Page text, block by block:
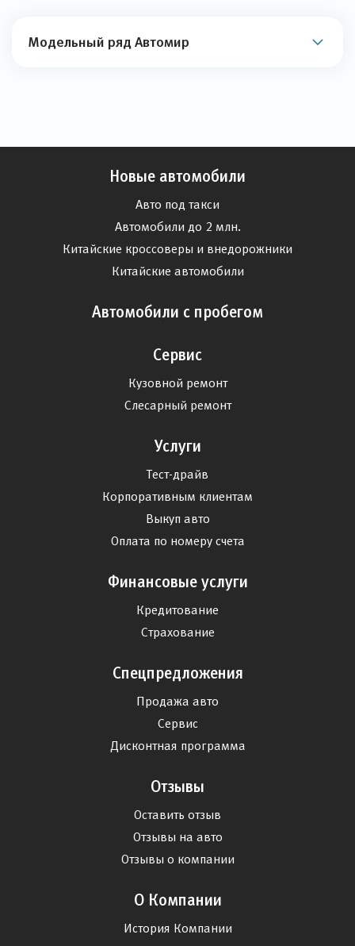
Модельный ряд Автомир
Новые автомобили
Авто под такси
Автомобили до 2 млн.
Китайские кроссоверы и внедорожники
Китайские автомобили
Автомобили с пробегом
Сервис
Кузовной ремонт
Слесарный ремонт
Услуги
Тест-драйв
Корпоративным клиентам
Выкуп авто
Оплата по номеру счета
Финансовые услуги
Кредитование
Страхование
Спецпредложения
Продажа авто
Сервис
Дисконтная программа
Отзывы
Оставить отзыв
Отзывы на авто
Отзывы о компании
О Компании
История Компании